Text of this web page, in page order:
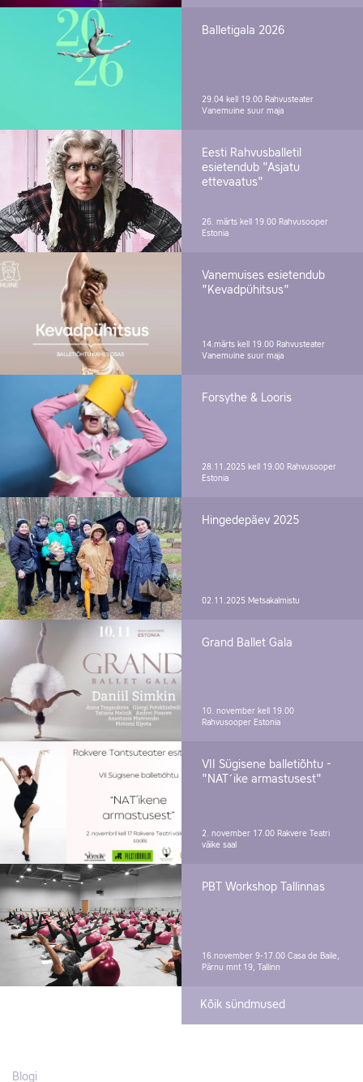
Balletigala 2026
29.04 kell 19.00 Rahvusteater
Vanemuine suur maja
Eesti Rahvusballetil
esietendub "Asjatu
ettevaatus"
26. märts kell 19.00 Rahvusooper
Estonia
Vanemuises esietendub
"Kevadpühitsus"
14.märts kell 19.00 Rahvusteater
Vanemuine suur maja
Forsythe & Looris
28.11.2025 kell 19.00 Rahvusooper
Estonia
Hingedepäev 2025
02.11.2025 Metsakalmistu
Grand Ballet Gala
10. november kell 19.00
Rahvusooper Estonia
VII Sügisene balletiõhtu -
"NAT´ike armastusest"
2. november 17.00 Rakvere Teatri
väike saal
PBT Workshop Tallinnas
16.november 9-17.00 Casa de Baile,
Pärnu mnt 19, Tallinn
Kõik sündmused
Blogi